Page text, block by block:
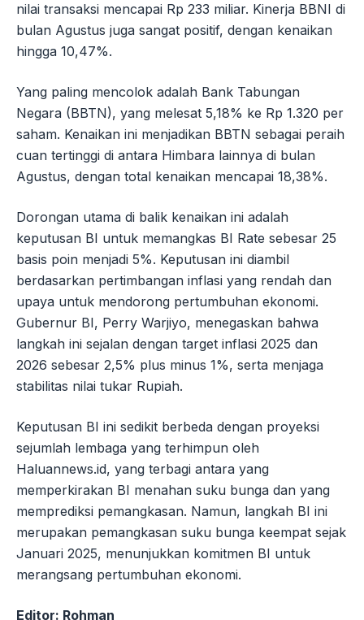
nilai transaksi mencapai Rp 233 miliar. Kinerja BBNI di
bulan Agustus juga sangat positif, dengan kenaikan
hingga 10,47%.
Yang paling mencolok adalah Bank Tabungan
Negara (BBTN), yang melesat 5,18% ke Rp 1.320 per
saham. Kenaikan ini menjadikan BBTN sebagai peraih
cuan tertinggi di antara Himbara lainnya di bulan
Agustus, dengan total kenaikan mencapai 18,38%.
Dorongan utama di balik kenaikan ini adalah
keputusan BI untuk memangkas BI Rate sebesar 25
basis poin menjadi 5%. Keputusan ini diambil
berdasarkan pertimbangan inflasi yang rendah dan
upaya untuk mendorong pertumbuhan ekonomi.
Gubernur BI, Perry Warjiyo, menegaskan bahwa
langkah ini sejalan dengan target inflasi 2025 dan
2026 sebesar 2,5% plus minus 1%, serta menjaga
stabilitas nilai tukar Rupiah.
Keputusan BI ini sedikit berbeda dengan proyeksi
sejumlah lembaga yang terhimpun oleh
Haluannews.id, yang terbagi antara yang
memperkirakan BI menahan suku bunga dan yang
memprediksi pemangkasan. Namun, langkah BI ini
merupakan pemangkasan suku bunga keempat sejak
Januari 2025, menunjukkan komitmen BI untuk
merangsang pertumbuhan ekonomi.
Editor: Rohman